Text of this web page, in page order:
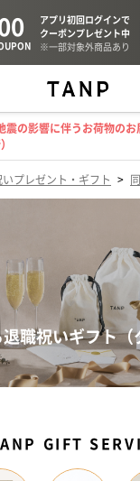
震の影響に伴うお荷物の
プレゼント・ギフト >
職祝いギフト（
GIFT